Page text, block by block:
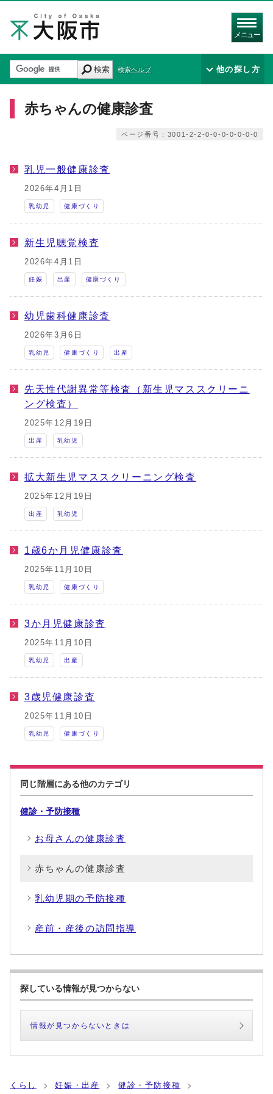
メニュー
検索 検索ヘルプ 他の探し方
赤ちゃんの健康診査
ページ番号：3001-2-2-0-0-0-0-0-0-0
乳児一般健康診査
2026年4月1日
乳幼児 健康づくり
新生児聴覚検査
2026年4月1日
妊娠 出産 健康づくり
幼児歯科健康診査
2026年3月6日
乳幼児 健康づくり 出産
先天性代謝異常等検査（新生児マススクリーニ
ング検査）
2025年12月19日
出産 乳幼児
拡大新生児マススクリーニング検査
2025年12月19日
出産 乳幼児
1歳6か月児健康診査
2025年11月10日
乳幼児 健康づくり
3か月児健康診査
2025年11月10日
乳幼児 出産
3歳児健康診査
2025年11月10日
乳幼児 健康づくり
同じ階層にある他のカテゴリ
健診・予防接種
お母さんの健康診査
赤ちゃんの健康診査
乳幼児期の予防接種
産前・産後の訪問指導
探している情報が見つからない
情報が見つからないときは
くらし 妊娠・出産 健診・予防接種